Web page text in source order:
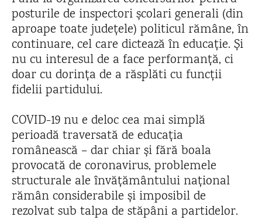
posturile de inspectori școlari generali (din
aproape toate județele) politicul rămâne, în
continuare, cel care dictează în educație. Și
nu cu interesul de a face performanță, ci
doar cu dorința de a răsplăti cu funcții
fidelii partidului.
COVID-19 nu e deloc cea mai simplă
perioadă traversată de educația
românească – dar chiar și fără boala
provocată de coronavirus, problemele
structurale ale învățământului național
rămân considerabile și imposibil de
rezolvat sub talpa de stăpâni a partidelor.